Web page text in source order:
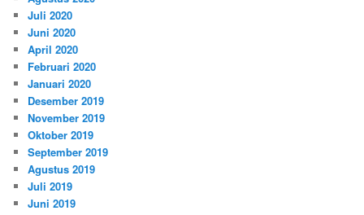
Juli 2020
Juni 2020
April 2020
Februari 2020
Januari 2020
Desember 2019
November 2019
Oktober 2019
September 2019
Agustus 2019
Juli 2019
Juni 2019